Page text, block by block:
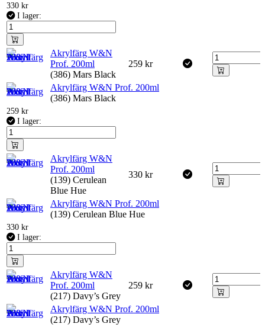
330 kr
I lager:
Akrylfärg W&N
Prof. 200ml
(386) Mars Black
259 kr
Akrylfärg W&N Prof. 200ml
(386) Mars Black
259 kr
I lager:
Akrylfärg W&N
Prof. 200ml
(139) Cerulean
Blue Hue
330 kr
Akrylfärg W&N Prof. 200ml
(139) Cerulean Blue Hue
330 kr
I lager:
Akrylfärg W&N
Prof. 200ml
(217) Davy’s Grey
259 kr
Akrylfärg W&N Prof. 200ml
(217) Davy’s Grey